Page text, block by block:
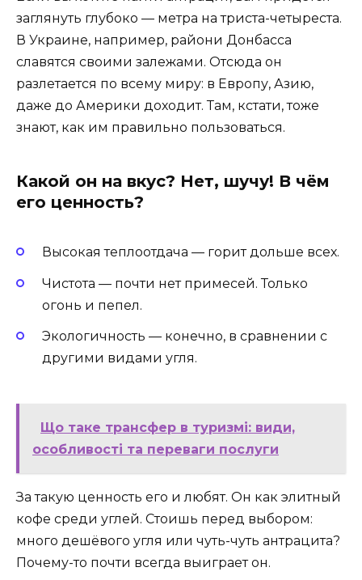
заглянуть глубоко — метра на триста-четыреста.
В Украине, например, райони Донбасса
славятся своими залежами. Отсюда он
разлетается по всему миру: в Европу, Азию,
даже до Америки доходит. Там, кстати, тоже
знают, как им правильно пользоваться.
Какой он на вкус? Нет, шучу! В чём
его ценность?
Высокая теплоотдача — горит дольше всех.
Чистота — почти нет примесей. Только
огонь и пепел.
Экологичность — конечно, в сравнении с
другими видами угля.
Що таке трансфер в туризмі: види,
особливості та переваги послуги
За такую ценность его и любят. Он как элитный
кофе среди углей. Стоишь перед выбором:
много дешёвого угля или чуть-чуть антрацита?
Почему-то почти всегда выиграет он.